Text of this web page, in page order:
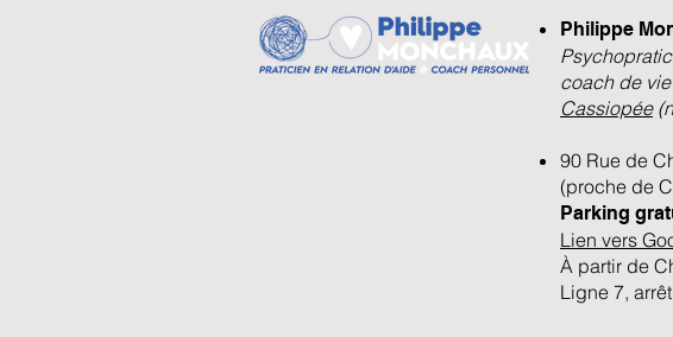
Philippe
coach de vie
Cassiopée
90 Rue de
(proche de
Parking
Lien vers
À partir de
Ligne 7,